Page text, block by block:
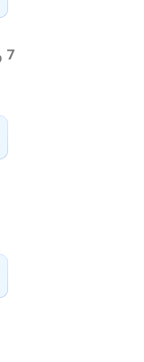
7 روز ضمانت بازگشت کالا